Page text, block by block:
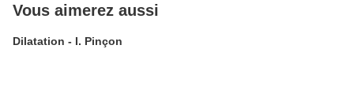
Vous aimerez aussi
Dilatation - I. Pinçon